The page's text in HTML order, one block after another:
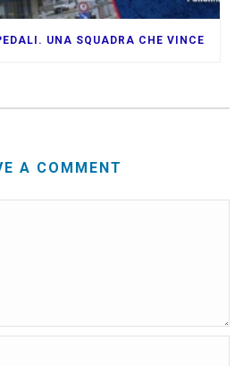
UNA SQUADRA CHE VINCE
A COMMENT